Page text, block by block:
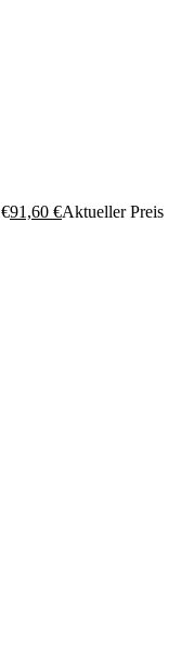
91,60 €Aktueller Preis